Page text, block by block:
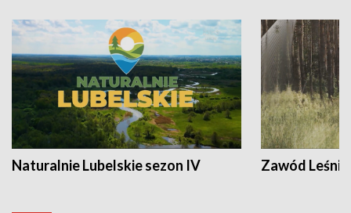
Naturalnie Lubelskie sezon IV Zawód Leśnik